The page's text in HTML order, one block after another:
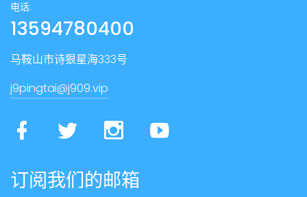
电话:
13594780400
马鞍山市诗狠星海333号
j9pingtai@j909.vip
订阅我们的邮箱